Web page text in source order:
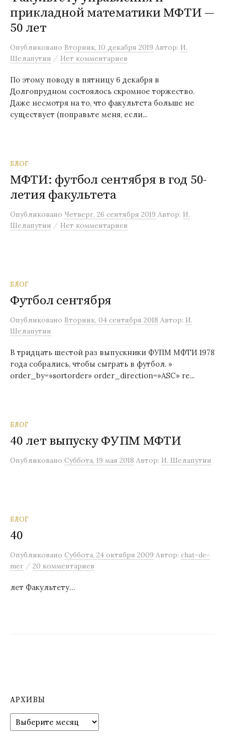
м
у
прикладной математики МФТИ —
50 лет
Опубликовано Вторник, 10 декабря 2019 Автор: И.
Шелапутин / Нет комментариев
По этому поводу в пятницу 6 декабря в
Долгопрудном состоялось скромное торжество.
Даже несмотря на то, что факультета больше не
существует (поправьте меня, если...
БЛОГ
МФТИ: футбол сентября в год 50-
летия факультета
Опубликовано Четверг, 26 сентября 2019 Автор: И.
Шелапутин / Нет комментариев
БЛОГ
Футбол сентября
Опубликовано Вторник, 04 сентября 2018 Автор: И.
Шелапутин
В тридцать шестой раз выпускники ФУПМ МФТИ 1978
года собрались, чтобы сыграть в футбол. »
order_by=»sortorder» order_direction=»ASC» re...
БЛОГ
40 лет выпуску ФУПМ МФТИ
Опубликовано Суббота, 19 мая 2018 Автор: И. Шелапутин
БЛОГ
40
Опубликовано Суббота, 24 октября 2009 Автор: chat-de-
mer / 20 комментариев
лет Факультету…
АРХИВЫ
р